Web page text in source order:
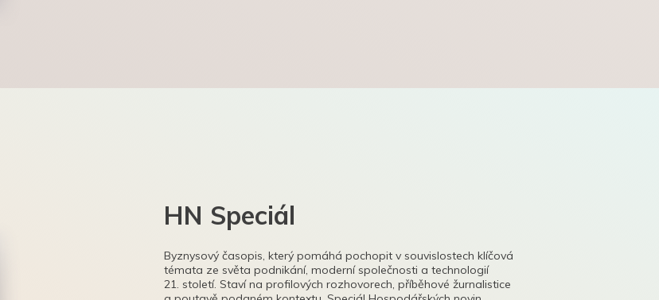
HN Speciál
Byznysový časopis, který pomáhá pochopit v souvislostech klíčová
témata ze světa podnikání, moderní společnosti a technologií
21. století. Staví na profilových rozhovorech, příběhové žurnalistice